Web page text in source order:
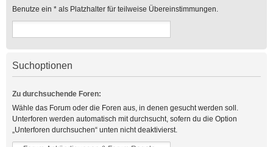
Benutze ein * als Platzhalter für teilweise Übereinstimmungen.
Suchoptionen
Zu durchsuchende Foren:
Wähle das Forum oder die Foren aus, in denen gesucht werden soll.
Unterforen werden automatisch mit durchsucht, sofern du die Option
„Unterforen durchsuchen“ unten nicht deaktivierst.